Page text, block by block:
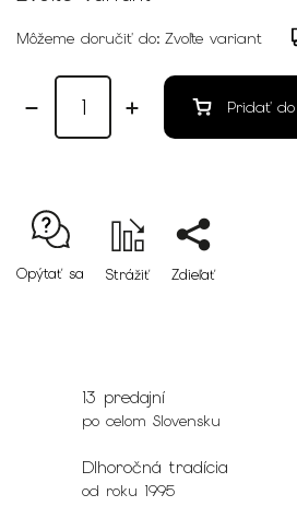
Môžeme doručiť do: Zvoľte variant
Pridať do
Opýtať sa Strážiť Zdieľať
13 predajní
po celom Slovensku
Dlhoročná tradícia
od roku 1995